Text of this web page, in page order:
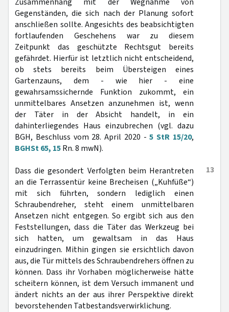
Gegenständen, die sich nach der Planung sofort
anschließen sollte. Angesichts des beabsichtigten
fortlaufenden Geschehens war zu diesem
Zeitpunkt das geschützte Rechtsgut bereits
gefährdet. Hierfür ist letztlich nicht entscheidend,
ob stets bereits beim Übersteigen eines
Gartenzauns, dem - wie hier - eine
gewahrsamssichernde Funktion zukommt, ein
unmittelbares Ansetzen anzunehmen ist, wenn
der Täter in der Absicht handelt, in ein
dahinterliegendes Haus einzubrechen (vgl. dazu
BGH, Beschluss vom 28. April 2020 -5 StR 15/20,
BGHSt 65, 15Rn. 8 mwN).
13
Dass die gesondert Verfolgten beim Herantreten
an die Terrassentür keine Brecheisen („Kuhfüße“)
mit sich führten, sondern lediglich einen
Schraubendreher, steht einem unmittelbaren
Ansetzen nicht entgegen. So ergibt sich aus den
Feststellungen, dass die Täter das Werkzeug bei
sich hatten, um gewaltsam in das Haus
einzudringen. Mithin gingen sie ersichtlich davon
aus, die Tür mittels des Schraubendrehers öffnen zu
können. Dass ihr Vorhaben möglicherweise hätte
scheitern können, ist dem Versuch immanent und
ändert nichts an der aus ihrer Perspektive direkt
bevorstehenden Tatbestandsverwirklichung.